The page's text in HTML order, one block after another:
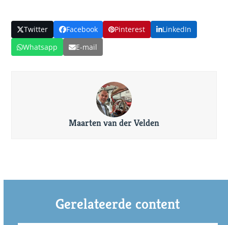
Twitter Facebook Pinterest
LinkedIn
Whatsapp
E-mail
Maarten van der Velden
Gerelateerde content